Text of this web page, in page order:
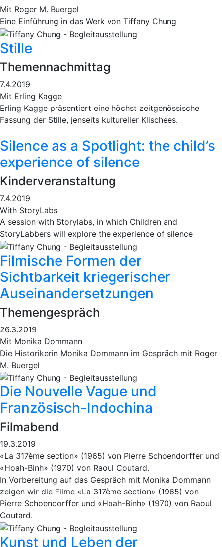
Mit Roger M. Buergel
Eine Einführung in das Werk von Tiffany Chung
Stille
Themennachmittag
7.4.2019
Mit Erling Kagge
Erling Kagge präsentiert eine höchst zeitgenössische
Fassung der Stille, jenseits kultureller Klischees.
Silence as a Spotlight: the child’s
experience of silence
Kinderveranstaltung
7.4.2019
With StoryLabs
A session with Storylabs, in which Children and
StoryLabbers will explore the experience of silence
Filmische Formen der
Sichtbarkeit kriegerischer
Auseinandersetzungen
Themengespräch
26.3.2019
Mit Monika Dommann
Die Historikerin Monika Dommann im Gespräch mit Roger
M. Buergel
Die Nouvelle Vague und
Französisch-Indochina
Filmabend
19.3.2019
«La 317ème section» (1965) von Pierre Schoendorffer und
«Hoah-Binh» (1970) von Raoul Coutard.
In Vorbereitung auf das Gespräch mit Monika Dommann
zeigen wir die Filme «La 317ème section» (1965) von
Pierre Schoendorffer und «Hoah-Binh» (1970) von Raoul
Coutard.
Kunst und Leben der